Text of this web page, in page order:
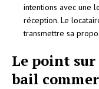
intentions avec une
réception. Le
transmettre sa
Le point
bail